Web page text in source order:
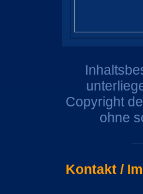
Copyright
ohne
Kontakt /